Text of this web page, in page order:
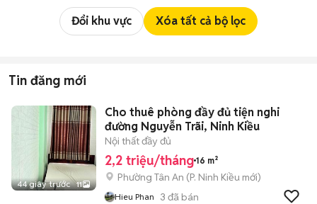
Đổi khu vực Xóa tất cả bộ lọc
Tin đăng mới
44 giây trước 11
Cho thuê phòng đầy đủ tiện nghi
đường Nguyễn Trãi, Ninh Kiều
Nội thất đầy đủ
2,2 triệu/tháng 16 m²
Phường Tân An (P. Ninh Kiều mới)
Hieu Phan 3 đã bán